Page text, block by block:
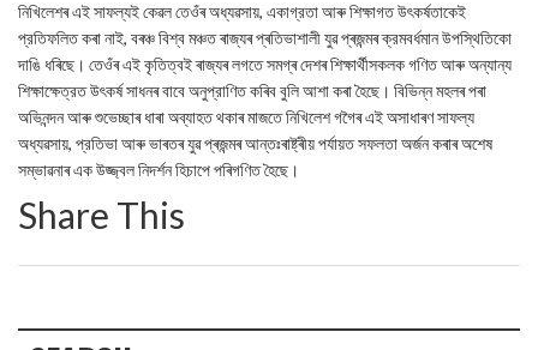
নিখিলেশৰ এই সাফল্যই কেৱল তেওঁৰ অধ্যৱসায়, একাগ্রতা আৰু শিক্ষাগত উৎকর্ষতাকেই
প্রতিফলিত কৰা নাই, বৰঞ্চ বিশ্ব মঞ্চত ৰাজ্যৰ প্ৰতিভাশালী যুৱ প্ৰজন্মৰ ক্রমবর্ধমান উপস্থিতিকো
দাঙি ধৰিছে। তেওঁৰ এই কৃতিত্বই ৰাজ্যৰ লগতে সমগ্ৰ দেশৰ শিক্ষার্থীসকলক গণিত আৰু অন্যান্য
শিক্ষাক্ষেত্রত উৎকর্ষ সাধনৰ বাবে অনুপ্রাণিত কৰিব বুলি আশা কৰা হৈছে। বিভিন্ন মহলৰ পৰা
অভিনন্দন আৰু শুভেচ্ছাৰ ধাৰা অব্যাহত থকাৰ মাজতে নিখিলেশ গগৈৰ এই অসাধাৰণ সাফল্য
অধ্যৱসায়, প্রতিভা আৰু ভাৰতৰ যুৱ প্ৰজন্মৰ আন্তঃৰাষ্ট্ৰীয় পর্যায়ত সফলতা অৰ্জন কৰাৰ অশেষ
সম্ভাৱনাৰ এক উজ্জ্বল নিদর্শন হিচাপে পৰিগণিত হৈছে।
Share This